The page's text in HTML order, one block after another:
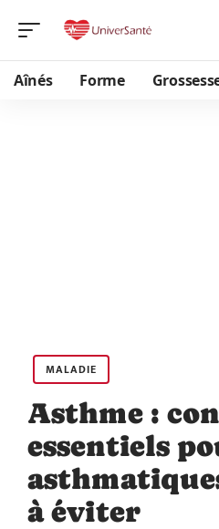
Aînés Forme
MALADIE
Asthme :
essentiels
à éviter